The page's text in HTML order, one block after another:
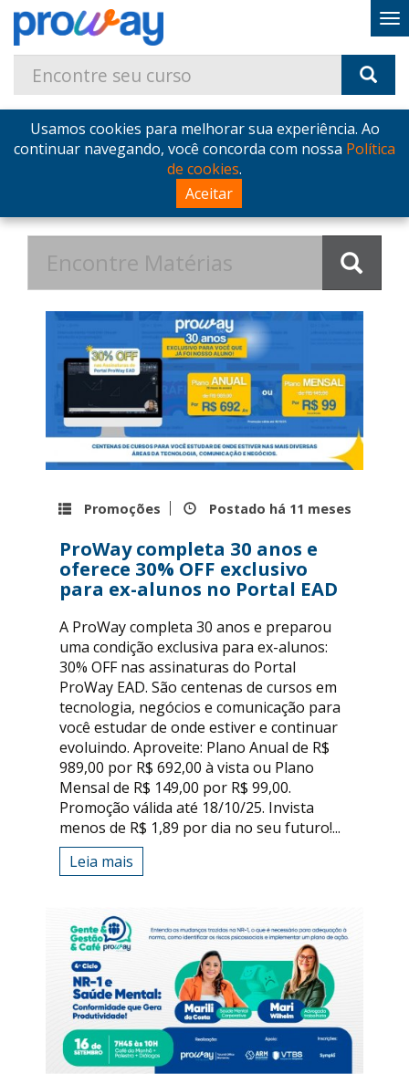
Usamos cookies para melhorar sua experiência. Ao
continuar navegando, você concorda com nossa Política
de cookies.
Aceitar
Home Blog Postagens de Agosto de 2025
Postagens de Agosto de 2025
no Blog - ProWay
Promoções Postado há 11 meses
ProWay completa 30 anos e
oferece 30% OFF exclusivo
para ex-alunos no Portal EAD
A ProWay completa 30 anos e preparou
uma condição exclusiva para ex-alunos:
30% OFF nas assinaturas do Portal
ProWay EAD. São centenas de cursos em
tecnologia, negócios e comunicação para
você estudar de onde estiver e continuar
evoluindo. Aproveite: Plano Anual de R$
989,00 por R$ 692,00 à vista ou Plano
Mensal de R$ 149,00 por R$ 99,00.
Promoção válida até 18/10/25. Invista
menos de R$ 1,89 por dia no seu futuro!...
Leia mais